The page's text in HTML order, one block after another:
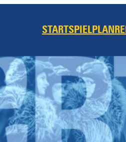
START SPIELPLAN